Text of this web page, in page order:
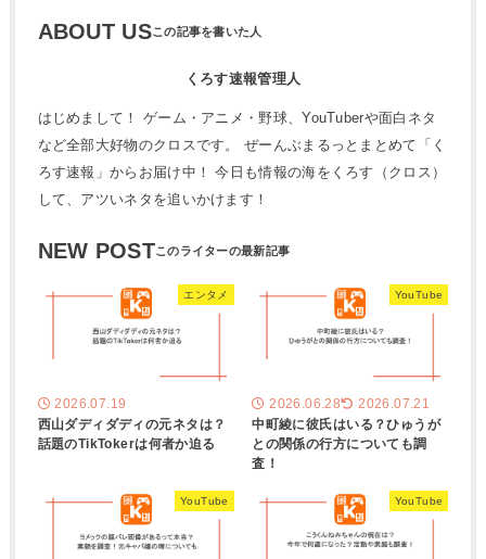
ABOUT US
くろす速報管理人
はじめまして！ ゲーム・アニメ・野球、YouTuberや面白ネタ
など全部大好物のクロスです。 ぜーんぶまるっとまとめて「く
ろす速報」からお届け中！ 今日も情報の海をくろす（クロス）
して、アツいネタを追いかけます！
NEW POST
エンタメ
2026.07.19
西山ダディダディの元ネタは？
話題のTikTokerは何者か迫る
YouTube
2026.06.28 2026.07.21
中町綾に彼氏はいる？ひゅうが
との関係の行方についても調
査！
YouTube YouTube